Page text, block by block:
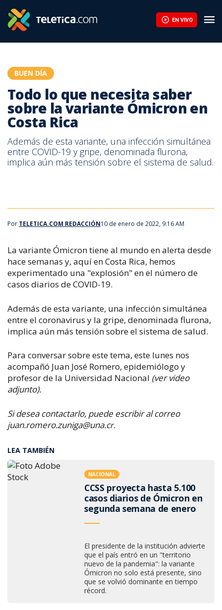
EN VIVO
BUEN DÍA
Todo lo que necesita saber
sobre la variante Ómicron en
Costa Rica
Además de esta variante, una infección simultánea
entre COVID-19 y gripe, denominada flurona,
implica aún más tensión sobre el sistema de salud.
Por TELETICA.COM REDACCIÓN10 de enero de 2022, 9:16 AM
La variante Ómicron tiene al mundo en alerta desde
hace semanas y, aquí en Costa Rica, hemos
experimentado una "explosión" en el número de
casos diarios de COVID-19.​
Además de esta variante, una infección simultánea
entre el coronavirus y la gripe, denominada flurona,
implica aún más tensión sobre el sistema de salud.
Para conversar sobre este tema, este lunes nos
acompañó Juan José Romero, epidemiólogo y
profesor de la Universidad Nacional (ver video
adjunto).
Si desea contactarlo, puede escribir al correo
juan.romero.zuniga@una.cr.
LEA TAMBIÉN
NACIONAL
CCSS proyecta hasta 5.100
casos diarios de Ómicron en
segunda semana de enero
El presidente de la institución advierte
que el país entró en un "territorio
nuevo de la pandemia": la variante
Ómicron no solo está presente, sino
que se volvió dominante en tiempo
récord.